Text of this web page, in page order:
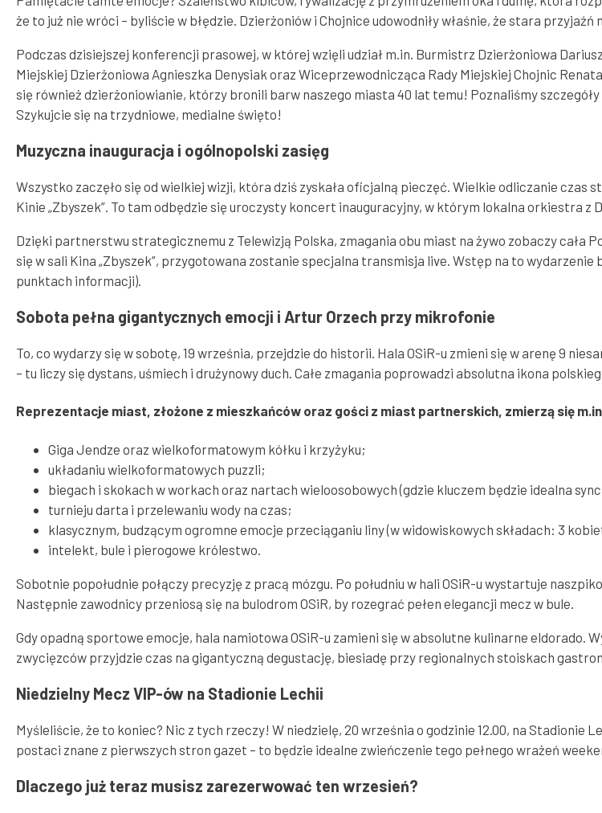
że to już nie wróci – byliście w błędzie. Dzierżoniów i Chojnice udowodniły właśnie, że stara
Podczas dzisiejszej konferencji prasowej, w której wzięli udział m.in. Burmistrz Dzierżoniowa
Miejskiej Dzierżoniowa Agnieszka Denysiak oraz Wiceprzewodnicząca Rady Miejskiej Chojnic
się również dzierżoniowianie, którzy bronili barw naszego miasta 40 lat temu! Poznaliśmy
Szykujcie się na trzydniowe, medialne święto!
Muzyczna inauguracja i ogólnopolski zasięg
Wszystko zaczęło się od wielkiej wizji, która dziś zyskała oficjalną pieczęć. Wielkie odliczanie czas
Kinie „Zbyszek”. To tam odbędzie się uroczysty koncert inauguracyjny, w którym lokalna orkiestra z
Dzięki partnerstwu strategicznemu z Telewizją Polska, zmagania obu miast na żywo zobaczy cała
się w sali Kina „Zbyszek”, przygotowana zostanie specjalna transmisja live. Wstęp na to
punktach informacji).
Sobota pełna gigantycznych emocji i Artur Orzech przy mikrofonie
To, co wydarzy się w sobotę, 19 września, przejdzie do historii. Hala OSiR-u zmieni się w arenę 9
– tu liczy się dystans, uśmiech i drużynowy duch. Całe zmagania poprowadzi absolutna ikona
Reprezentacje miast, złożone z mieszkańców oraz gości z miast partnerskich, zmierzą się
Giga Jendze oraz wielkoformatowym kółku i krzyżyku;
układaniu wielkoformatowych puzzli;
biegach i skokach w workach oraz nartach wieloosobowych (gdzie kluczem będzie idealna
turnieju darta i przelewaniu wody na czas;
klasycznym, budzącym ogromne emocje przeciąganiu liny (w widowiskowych składach: 3
intelekt, bule i pierogowe królestwo.
Sobotnie popołudnie połączy precyzję z pracą mózgu. Po południu w hali OSiR-u wystartuje
Następnie zawodnicy przeniosą się na bulodrom OSiR, by rozegrać pełen elegancji mecz w bule.
Gdy opadną sportowe emocje, hala namiotowa OSiR-u zamieni się w absolutne kulinarne eldorado.
zwycięzców przyjdzie czas na gigantyczną degustację, biesiadę przy regionalnych stoiskach
Niedzielny Mecz VIP-ów na Stadionie Lechii
Myśleliście, że to koniec? Nic z tych rzeczy! W niedzielę, 20 września o godzinie 12.00, na Stadionie
postaci znane z pierwszych stron gazet – to będzie idealne zwieńczenie tego pełnego wrażeń
Dlaczego już teraz musisz zarezerwować ten wrzesień?